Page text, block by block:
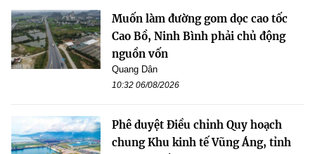
Muốn làm đường gom dọc cao tốc
Cao Bồ, Ninh Bình phải chủ động
nguồn vốn
Quang Dân
10:32 06/08/2026
Phê duyệt Điều chỉnh Quy hoạch
chung Khu kinh tế Vũng Áng, tỉnh